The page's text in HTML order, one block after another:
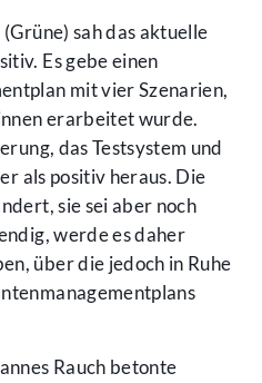
sah das aktuelle
Es gebe einen
mit vier Szenarien,
erarbeitet wurde.
das Testsystem und
als positiv heraus. Die
sie sei aber noch
werde es daher
über die jedoch in Ruhe
Rauch betonte